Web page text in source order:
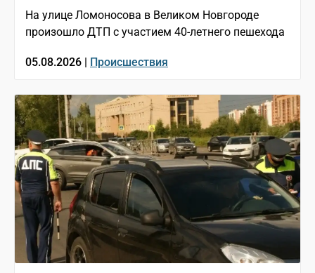
На улице Ломоносова в Великом Новгороде
произошло ДТП с участием 40-летнего пешехода
05.08.2026 | Происшествия